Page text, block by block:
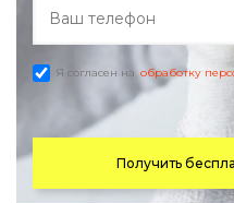
Я согласен на обработку
Получить